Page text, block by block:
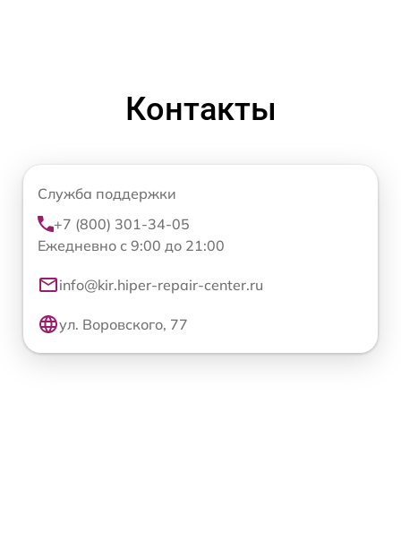
Контакты
Служба поддержки
+7 (800) 301-34-05
Ежедневно с 9:00 до 21:00
info@kir.hiper-repair-center.ru
ул. Воровского, 77